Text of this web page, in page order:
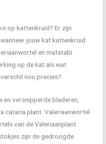
op kattenkruid? Er zijn
jouw kat kattenkruid
en matatabi
op de kat als wat
nou precies?
versnipperde bladeren,
cataria plant. Valeriaanwortel
van de Valeriaanplant
zijn de gedroogde